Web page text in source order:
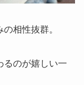
相性抜群。
るのが嬉しい一